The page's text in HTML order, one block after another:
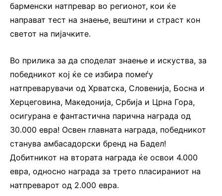
барменски натпревар во регионот, кои ќе
направат тест на знаење, вештини и страст кон
светот на пијачките.
Во прилика за да споделат знаење и искуства, за
победникот кој ќе се избира помеѓу
натпреварувачи од Хрватска, Словенија, Босна и
Херцеговина, Македонија, Србија и Црна Гора,
осигурана е фантастична парична награда од
30.000 евра! Освен главната награда, победникот
станува амбасадорски бренд на Бадел!
Добитникот на втората награда ќе освои 4.000
евра, односно награда за трето пласираниот на
натпреварот од 2.000 евра.